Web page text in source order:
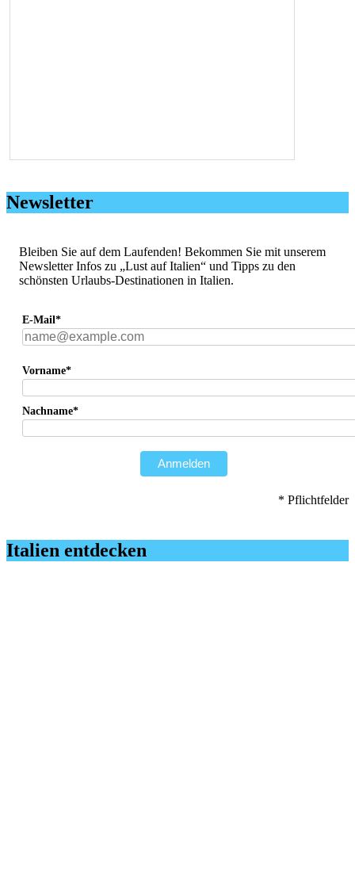
Newsletter
Bleiben Sie auf dem Laufenden! Bekommen Sie mit unserem
Newsletter Infos zu „Lust auf Italien“ und Tipps zu den
schönsten Urlaubs-Destinationen in Italien.
E-Mail*
Vorname*
Nachname*
Anmelden
* Pflichtfelder
Italien entdecken